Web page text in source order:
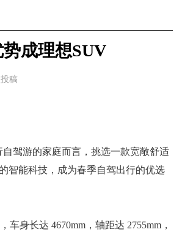
成理想SUV
稿
驾游的家庭而言，挑选一款宽敞舒适
智能科技，成为春季自驾出行的优选
身长达 4670mm，轴距达 2755mm，